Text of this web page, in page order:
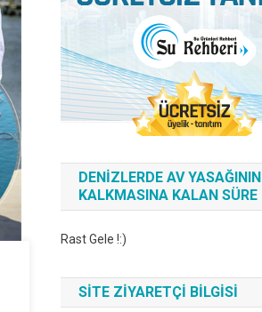
DENIZLERDE AV YASAĞININ
KALKMASINA KALAN SÜRE
Rast Gele !:)
SITE ZIYARETÇI BILGISI